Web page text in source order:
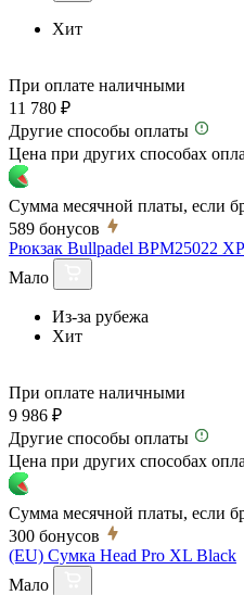
Хит
При оплате наличными
11 780 ₽
Другие способы оплаты
Цена при других способах
Сумма месячной платы, если
589 бонусов
Рюкзак Bullpadel BPM25022
Мало
Из-за рубежа
Хит
При оплате наличными
9 986 ₽
Другие способы оплаты
Цена при других способах
Сумма месячной платы, если
300 бонусов
(EU) Сумка Head Pro XL Black
Мало